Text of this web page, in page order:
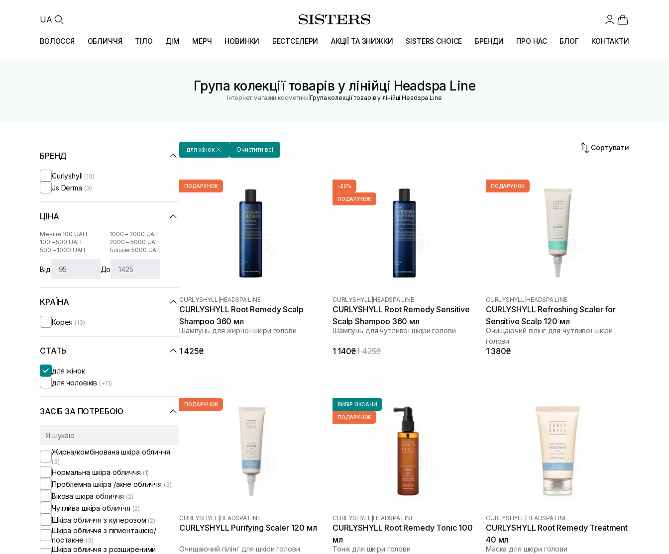
UA
ВОЛОССЯ ОБЛИЧЧЯ ТІЛО ДІМ МЕРЧ НОВИНКИ БЕСТСЕЛЕРИ АКЦІЇ ТА ЗНИЖКИ SISTERS CHOICE БРЕНДИ ПРО НАС БЛОГ КОНТАКТИ
Група колекції товарів у лінійці Headspa Line
Інтернет магазин косметики |Група колекції товарів у лінійці Headspa Line
БРЕНД
Curlyshyll (10)
Js Derma (3)
ЦІНА
Менше 100 UAH
100 – 500 UAH
500 – 1000 UAH
1000 – 2000 UAH
2000 – 5000 UAH
Більше 5000 UAH
Від До
КРАЇНА
Корея (13)
СТАТЬ
для жінок
для чоловіків (+11)
ЗАСІБ ЗА ПОТРЕБОЮ
Жирна/комбінована шкіра обличчя
(3)
Нормальна шкіра обличчя (1)
Проблемна шкіра /акне обличчя (3)
Вікова шкіра обличчя (2)
Чутлива шкіра обличчя (2)
Шкіра обличчя з куперозом (2)
Шкіра обличчя з пігментацією/
постакне (3)
Шкіра обличчя з розширеними
для жінок Очистити всі Сортувати
ПОДАРУНОК
CURLYSHYLL HEADSPA LINE
CURLYSHYLL Root Remedy Scalp
Shampoo 360 мл
Шампунь для жирної шкіри голови
1 425₴
-20%
ПОДАРУНОК
CURLYSHYLL HEADSPA LINE
CURLYSHYLL Root Remedy Sensitive
Scalp Shampoo 360 мл
Шампунь для чутливої шкіри голови
1 140₴1 425₴
ПОДАРУНОК
CURLYSHYLL HEADSPA LINE
CURLYSHYLL Refreshing Scaler for
Sensitive Scalp 120 мл
Очищаючий пілінг для чутливої шкіри
голови
1 380₴
ПОДАРУНОК
CURLYSHYLL HEADSPA LINE
CURLYSHYLL Purifying Scaler 120 мл
Очищаючий пілінг для шкіри голови
ВИБІР ОКСАНИ
ПОДАРУНОК
CURLYSHYLL HEADSPA LINE
CURLYSHYLL Root Remedy Tonic 100
мл
Тонік для шкіри голови
CURLYSHYLL HEADSPA LINE
CURLYSHYLL Root Remedy Treatment
40 мл
Маска для шкіри голови